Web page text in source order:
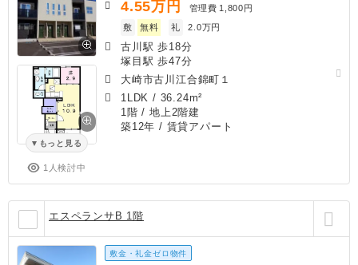
もっと見る
1人検討中
4.55万円 管理費 1,800円
敷
無料 礼 2.0万円
古川駅 歩18分
塚目駅 歩47分
大崎市古川江合錦町１
1LDK / 36.24m²
1階 / 地上2階建
築12年 / 賃貸アパート
エスペランサB 1階
敷金・礼金ゼロ物件